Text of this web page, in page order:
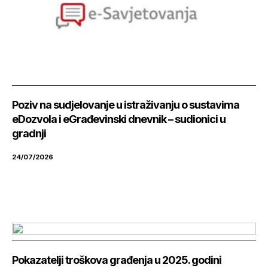
Poziv na sudjelovanje u istraživanju o sustavima
eDozvola i eGrađevinski dnevnik – sudionici u
gradnji
24/07/2026
Pokazatelji troškova građenja u 2025. godini